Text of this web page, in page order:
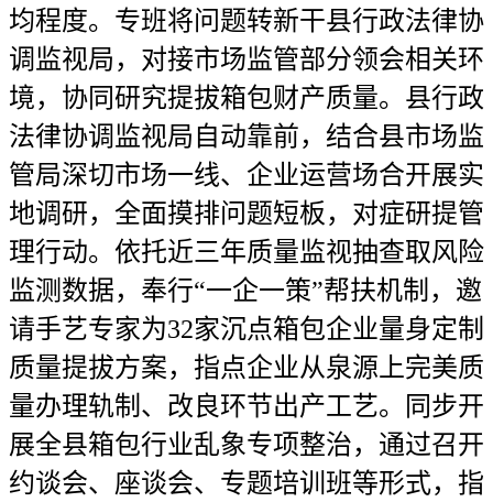
均程度。专班将问题转新干县行政法律协
调监视局，对接市场监管部分领会相关环
境，协同研究提拔箱包财产质量。县行政
法律协调监视局自动靠前，结合县市场监
管局深切市场一线、企业运营场合开展实
地调研，全面摸排问题短板，对症研提管
理行动。依托近三年质量监视抽查取风险
监测数据，奉行“一企一策”帮扶机制，邀
请手艺专家为32家沉点箱包企业量身定制
质量提拔方案，指点企业从泉源上完美质
量办理轨制、改良环节出产工艺。同步开
展全县箱包行业乱象专项整治，通过召开
约谈会、座谈会、专题培训班等形式，指